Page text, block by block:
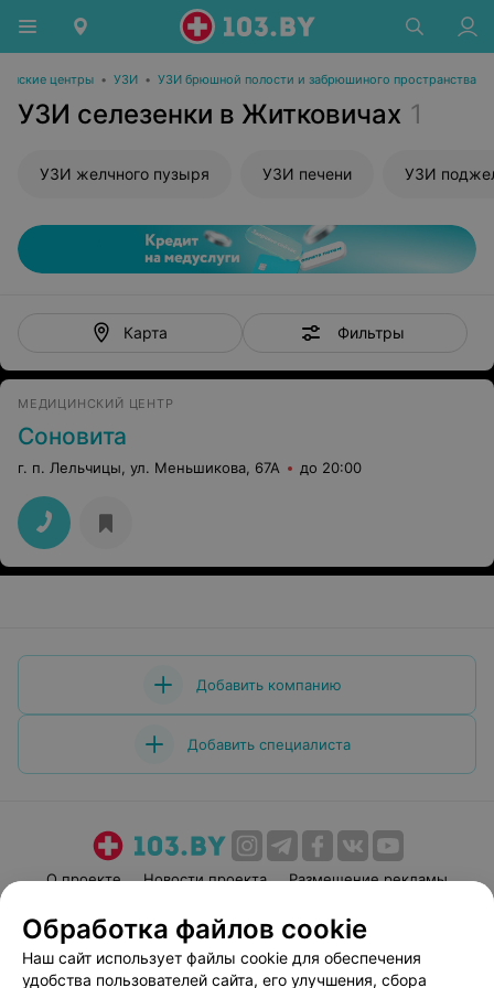
центры • УЗИ • УЗИ брюшной полости и забрюшиного пространства
УЗИ селезенки в Житковичах 1
УЗИ желчного пузыря УЗИ печени УЗИ
Карта Фильтры
МЕДИЦИНСКИЙ ЦЕНТР
Соновита
г. п. Лельчицы, ул. Меньшикова, 67А до 20:00
Добавить компанию
Добавить специалиста
О проекте Новости проекта
Размещение рекламы
Пользовательское соглашение
Способы оплаты
Вакансии
Партнеры
Обработка файлов cookie
Наш сайт использует файлы cookie для обеспечения
удобства пользователей сайта, его улучшения, сбора